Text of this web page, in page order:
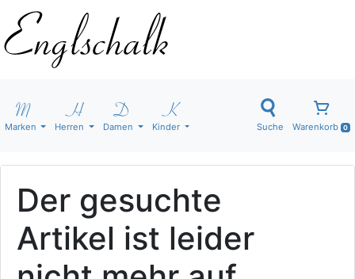
Marken Herren Damen Kinder Suche Warenkorb 0
Der gesuchte
Artikel ist leider